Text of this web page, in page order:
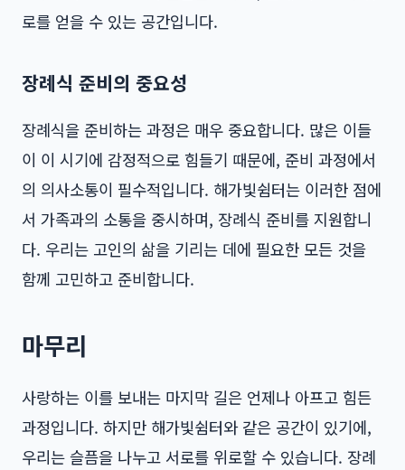
로를 얻을 수 있는 공간입니다.
장례식 준비의 중요성
장례식을 준비하는 과정은 매우 중요합니다. 많은 이들
이 이 시기에 감정적으로 힘들기 때문에, 준비 과정에서
의 의사소통이 필수적입니다. 해가빛쉼터는 이러한 점에
서 가족과의 소통을 중시하며, 장례식 준비를 지원합니
다. 우리는 고인의 삶을 기리는 데에 필요한 모든 것을
함께 고민하고 준비합니다.
마무리
사랑하는 이를 보내는 마지막 길은 언제나 아프고 힘든
과정입니다. 하지만 해가빛쉼터와 같은 공간이 있기에,
우리는 슬픔을 나누고 서로를 위로할 수 있습니다. 장례